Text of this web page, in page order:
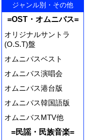
ジャンル別・その他
=OST・オムニバス=
オリジナルサントラ
(O.S.T)盤
オムニバスベスト
オムニバス演唱会
オムニバス港台版
オムニバス韓国語版
オムニバスMTV他
=民謡・民族音楽=